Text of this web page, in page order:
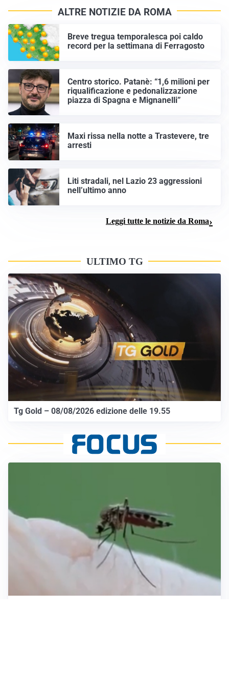
ALTRE NOTIZIE DA ROMA
Breve tregua temporalesca poi caldo
record per la settimana di Ferragosto
Centro storico. Patanè: “1,6 milioni per
riqualificazione e pedonalizzazione
piazza di Spagna e Mignanelli”
Maxi rissa nella notte a Trastevere, tre
arresti
Liti stradali, nel Lazio 23 aggressioni
nell’ultimo anno
Leggi tutte le notizie da Roma
ULTIMO TG
Tg Gold – 08/08/2026 edizione delle 19.55